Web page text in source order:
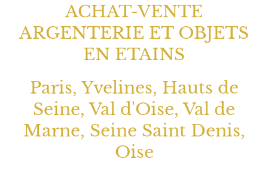
ACHAT-VENTE
ARGENTERIE ET OBJETS
EN ETAINS
Paris, Yvelines, Hauts de
Seine, Val d'Oise, Val de
Marne, Seine Saint Denis,
Oise